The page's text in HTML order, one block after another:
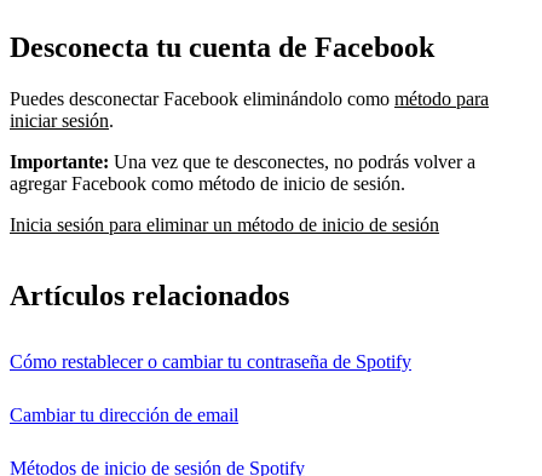
Desconecta tu cuenta de Facebook
Puedes desconectar Facebook eliminándolo como método para
iniciar sesión.
Importante: Una vez que te desconectes, no podrás volver a
agregar Facebook como método de inicio de sesión.
Inicia sesión para eliminar un método de inicio de sesión
Artículos relacionados
Cómo restablecer o cambiar tu contraseña de Spotify
Cambiar tu dirección de email
Métodos de inicio de sesión de Spotify